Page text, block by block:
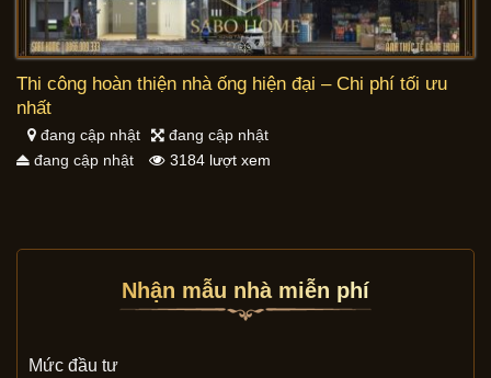
Thi công hoàn thiện nhà ống hiện đại – Chi phí tối ưu
nhất
đang cập nhật
đang cập nhật
đang cập nhật
3184 lượt xem
Nhận mẫu nhà miễn phí
Mức đầu tư